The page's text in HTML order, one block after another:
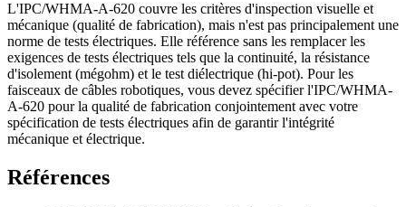
L'IPC/WHMA-A-620 couvre les critères d'inspection visuelle et
mécanique (qualité de fabrication), mais n'est pas principalement une
norme de tests électriques. Elle référence sans les remplacer les
exigences de tests électriques tels que la continuité, la résistance
d'isolement (mégohm) et le test diélectrique (hi-pot). Pour les
faisceaux de câbles robotiques, vous devez spécifier l'IPC/WHMA-
A-620 pour la qualité de fabrication conjointement avec votre
spécification de tests électriques afin de garantir l'intégrité
mécanique et électrique.
Références